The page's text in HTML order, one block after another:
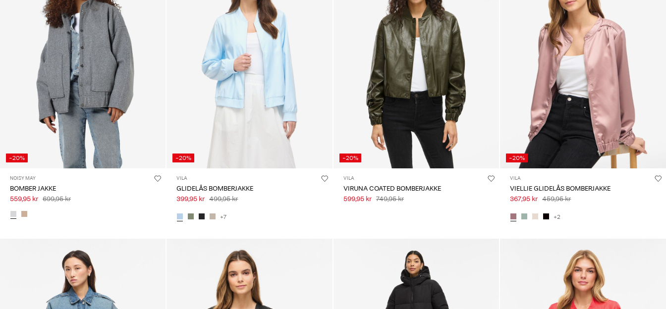
-20%
NOISY MAY
BOMBER JAKKE
559,95 kr 699,95 kr
-20%
VILA
GLIDELÅS BOMBERJAKKE
399,95 kr 499,95 kr
+7
-20%
VILA
VIRUNA COATED BOMBERJAKKE
599,95 kr 749,95 kr
-20%
VILA
VIELLIE GLIDELÅS BOMBERJAKKE
367,95 kr 459,95 kr
+2